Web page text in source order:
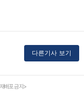
다른기사 보기
배포 금지>